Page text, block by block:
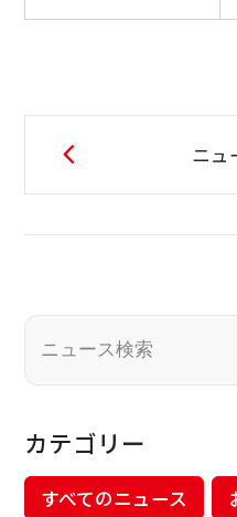
ニュ
カテゴリー
すべてのニュース